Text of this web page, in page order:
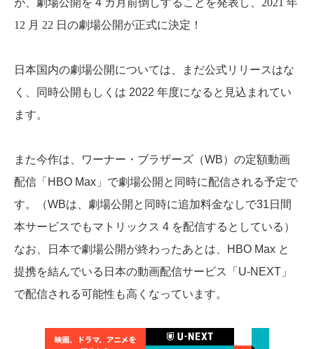
が、劇場公開を 4 カ月前倒しすることを発表し、 2021 年
12 月 22 日 の劇場公開が正式に決定！
日本国内の劇場公開については、まだ公式リリースはな
く、同時公開もしくは 2022 年度になると見込まれてい
ます。
また今作は、ワーナー・ブラザーズ（WB）の定額動画
配信「HBO Max」で劇場公開と同時に配信される予定で
す。（WBは、劇場公開と同時に追加料金なしで31日間
本サービスでもマトリックス 4 を配信するとしている）
なお、日本で劇場公開が終わったあとは、HBO Max と
提携を結んでいる日本の動画配信サービス「U-NEXT」
で配信される可能性も高くなっています。